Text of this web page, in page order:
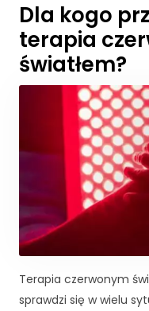
Dla kogo
terapia
światłem?
Terapia czerwonym
sprawdzi się w wielu
n
e
.
S
ą
p
e
b
n
d
o